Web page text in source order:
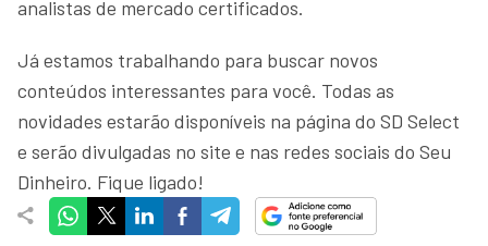
analistas de mercado certificados.
Já estamos trabalhando para buscar novos
conteúdos interessantes para você. Todas as
novidades estarão disponíveis na página do SD Select
e serão divulgadas no site e nas redes sociais do Seu
Dinheiro. Fique ligado!